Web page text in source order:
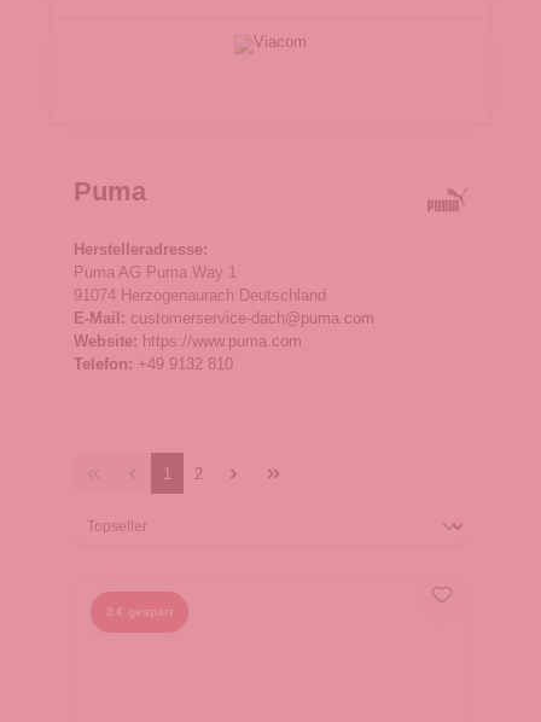
Puma
Herstelleradresse:
Puma AG Puma Way 1
91074 Herzogenaurach Deutschland
E-Mail: customerservice-dach@puma.com
Website: https://www.puma.com
Telefon: +49 9132 810
1 2
2 € gespart